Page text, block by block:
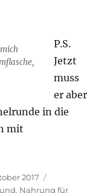
P.S.
Jetzt
muss
er aber
in die
mit
2017
, Nahrung für